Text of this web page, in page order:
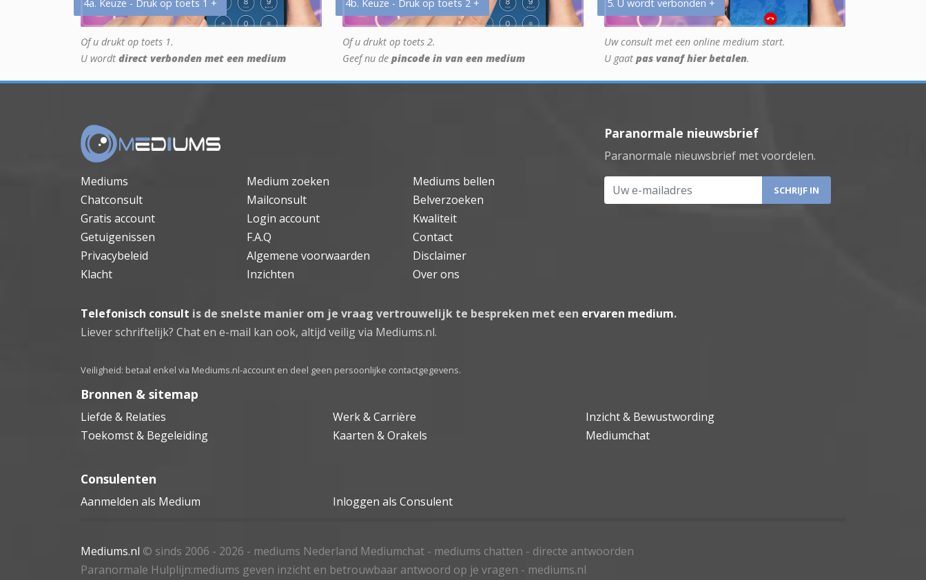
4a. Keuze - Druk op toets 1 +
Of u drukt op toets 1.
U wordt direct verbonden met een medium
4b. Keuze - Druk op toets 2 +
Of u drukt op toets 2.
Geef nu de pincode in van een medium
5. U wordt verbonden +
Uw consult met een online medium start.
U gaat pas vanaf hier betalen.
Mediums Medium zoeken
Mediums bellen
Chatconsult
Mailconsult
Belverzoeken
Gratis account
Login account
Kwaliteit
Getuigenissen
F.A.Q
Contact
Privacybeleid
Algemene voorwaarden
Disclaimer
Klacht
Inzichten Over ons
Paranormale nieuwsbrief
Paranormale nieuwsbrief met voordelen.
Uw e-mailadres
Telefonisch consult is de snelste manier om je vraag vertrouwelijk te bespreken met een ervaren medium.
Liever schriftelijk? Chat en e-mail kan ook, altijd veilig via Mediums.nl.
Veiligheid: betaal enkel via Mediums.nl-account en deel geen persoonlijke contactgegevens.
Bronnen & sitemap
Liefde & Relaties Werk & Carrière
Inzicht & Bewustwording
Toekomst & Begeleiding
Kaarten & Orakels Mediumchat
Consulenten
Aanmelden als Medium Inloggen als Consulent
Mediums.nl © sinds 2006 - 2026 - mediums Nederland Mediumchat - mediums chatten - directe antwoorden
Paranormale Hulplijn:mediums geven inzicht en betrouwbaar antwoord op je vragen - mediums.nl